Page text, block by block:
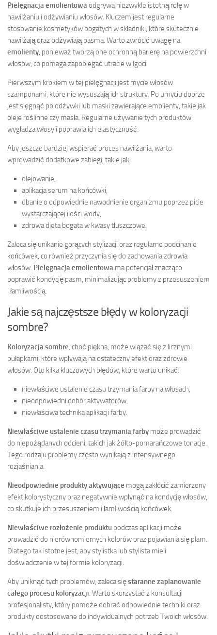
Pielęgnacja emolientowaodgrywa niezwykle istotną rolę w
nawilżaniu i odżywianiu włosów. Kluczem jest regularne
stosowanie kosmetyków bogatych w składniki, które skutecznie
nawilżają oraz odżywiają pasma. Warto zwrócić uwagę na
emolienty, ponieważ tworzą one ochronną barierę na powierzchni
włosów, co pomaga zapobiegać utracie wilgoci.
Pierwszym krokiem w tej pielęgnacji jest mycie włosów
szamponami, które nie wysuszają ich struktury. Po umyciu dobrze
jest sięgnąć po odżywki lub maski zawierające emolienty, takie jak
oleje roślinne czy masła. Regularne używanie tych produktów
wygładza włosy i poprawia ich elastyczność.
Aby jeszcze bardziej wspierać proces nawilżania, warto
wprowadzić dodatkowe zabiegi, takie jak:
olejowanie,
aplikacja serum na końcówki,
dbanie o odpowiednie nawodnienie organizmu poprzez picie
wystarczającej ilości wody,
zdrowa dieta bogata w kwasy tłuszczowe.
Zaleca się unikanie gorących stylizacji oraz regularne podcinanie
końcówek, co również przyczynia się do zachowania zdrowia
włosów. Pielęgnacja emolientowa ma potencjał znacząco
poprawić kondycję pasm, minimalizując problemy z przesuszeniem
i łamliwością.
Jakie są najczęstsze błędy w koloryzacji
sombre?
Koloryzacja sombre, choć piękna, może wiązać się z licznymi
pułapkami, które wpływają na ostateczny efekt oraz zdrowie
włosów. Oto kilka kluczowych błędów, które warto unikać:
niewłaściwe ustalenie czasu trzymania farby na włosach,
nieodpowiedni dobór aktywatorów,
niewłaściwa technika aplikacji farby.
Niewłaściwe ustalenie czasu trzymania farby może prowadzić
do niepożądanych odcieni, takich jak żółto-pomarańczowe tonacje.
Tego rodzaju problemy często wynikają z intensywnego
rozjaśniania.
Nieodpowiednie produkty aktywujące mogą zakłócić zamierzony
efekt kolorystyczny oraz negatywnie wpłynąć na kondycję włosów,
co skutkuje ich przesuszeniem i łamliwością końcówek.
Niewłaściwe rozłożenie produktu podczas aplikacji może
prowadzić do nierównomiernych kolorów oraz pojawiania się plam.
Dlatego tak istotne jest, aby stylistka lub stylista mieli
doświadczenie w tej formie koloryzacji.
Aby uniknąć tych problemów, zaleca sięstaranne zaplanowanie
całego procesu koloryzacji. Warto skorzystać z konsultacji
profesjonalisty, który pomoże dobrać odpowiednie techniki oraz
produkty dostosowane do indywidualnych potrzeb Twoich włosów.